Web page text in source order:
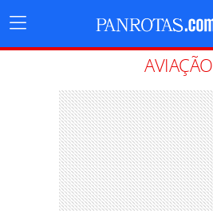
Menu
Principal
AVIAÇÃO